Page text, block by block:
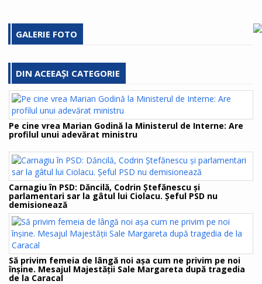
GALERIE FOTO
DIN ACEEAȘI CATEGORIE
Pe cine vrea Marian Godină la Ministerul de Interne: Are
profilul unui adevărat ministru
Carnagiu în PSD: Dăncilă, Codrin Ștefănescu și
parlamentari sar la gâtul lui Ciolacu. Șeful PSD nu
demisionează
Să privim femeia de lângă noi aşa cum ne privim pe noi
înşine. Mesajul Majestății Sale Margareta după tragedia
de la Caracal